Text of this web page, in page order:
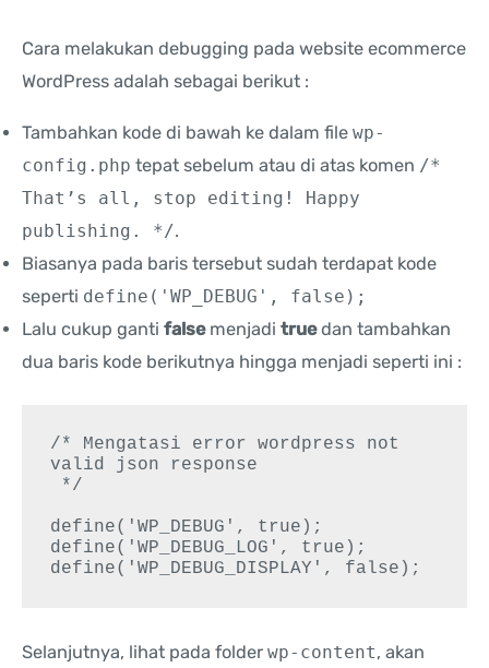
Cara melakukan debugging pada website ecommerce
WordPress adalah sebagai berikut :
Tambahkan kode di bawah ke dalam file wp-
config.php tepat sebelum atau di atas komen /*
That’s all, stop editing! Happy
publishing. */.
Biasanya pada baris tersebut sudah terdapat kode
seperti define('WP_DEBUG', false);
Lalu cukup ganti falsemenjadi truedan tambahkan
dua baris kode berikutnya hingga menjadi seperti ini :
/* Mengatasi error wordpress not
valid json response
define('WP_DEBUG', true);
define('WP_DEBUG_LOG', true);
define('WP_DEBUG_DISPLAY', false);
Selanjutnya, lihat pada folder wp-content, akan